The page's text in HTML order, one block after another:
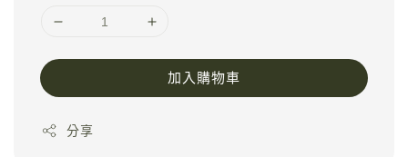
加入購物車
分享